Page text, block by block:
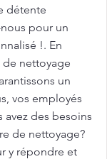
détente
pour un
!. En
nettoyage
un
vos employés
avez des besoins
de nettoyage?
y répondre et